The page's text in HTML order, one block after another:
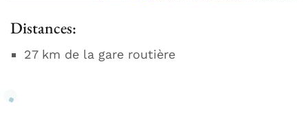
Distances:
27 km de la gare routière